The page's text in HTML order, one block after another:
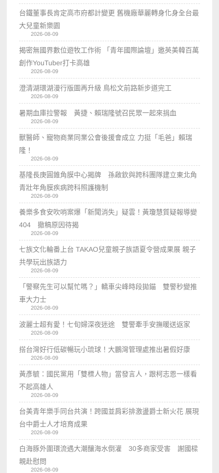
台鐵董事長肯定高市府都計變更 舊機廠華麗轉身化身全台最
大兒童新樂園
2026-08-09
揭密無國界數位遊牧工作術 「青年國際論壇」邀英美韓百萬
創作YouTuber打卡高雄
2026-08-09
澄清湖環湖漫行版圖再升級 鳥松文前路新步道完工
2026-08-09
暑期血庫拉警報 黃捷、賴瑞隆號召民眾一起來捐血
2026-08-09
獸醫師、寵物商業同業公會後援會成立 力挺「毛爸」賴瑞
隆！
2026-08-09
基隆長庚圓錐角膜中心揭牌 孫啟欽與跨科團隊建立東北角
青壯年角膜疾病跨科照護機制
2026-08-09
養樂多食安吹哨案爆「新聞消失」疑雲！黃瓊慧質疑報導變
404 撤稿原因待揭
2026-08-09
七族文化輪番上台 TAKAO兒童親子族語夏令營成果展 親子
共學玩出族語力
2026-08-09
「警察先生可以幫忙嗎？」轎車尖峰時段拋錨 雙警秒變推
車大力士
2026-08-09
波麗士超有愛！七旬婦深夜迷途 雙警牽手安撫暖送返家
2026-08-09
搭台灣好行低碳暢玩小琉球！大鵬灣管理處推出暑假好康
2026-08-09
黃彥毓：國民黨用「雙標人物」當發言人，跟柯志恩一樣看
不起高雄人
2026-08-09
台美青年樂手同台共演！跨國並肩彩排激盪爵士新火花 展現
台中爵士人才培育成果
2026-08-09
白海豚外圍環流遇大潮釀海水倒灌 30多商家受害 謝國樑
親赴慰問
2026-08-09